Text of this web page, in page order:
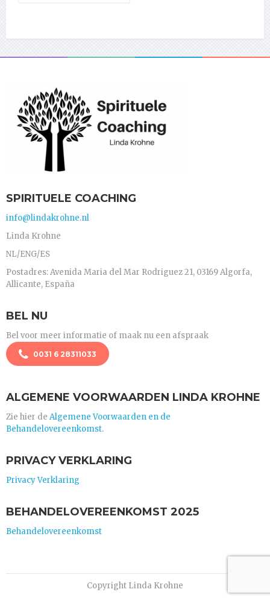
SPIRITUELE COACHING
info@lindakrohne.nl
Linda Krohne
NL/ENG/ES
Postadres: Avenida Maria del Mar Rodriguez 21, 03169 Algorfa,
Allicante, España
BEL NU
Bel voor meer informatie of maak nu een afspraak
0031 6 28311033
ALGEMENE VOORWAARDEN LINDA KROHNE
Zie hier de Algemene Voorwaarden en de
Behandelovereenkomst.
PRIVACY VERKLARING
Privacy Verklaring
BEHANDELOVEREENKOMST 2025
Behandelovereenkomst
Copyright Linda Krohne